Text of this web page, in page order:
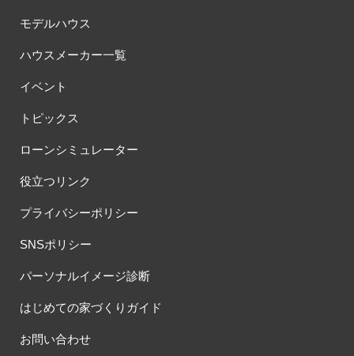
モデルハウス
ハウスメーカー一覧
イベント
トピックス
ローンシミュレーター
役立つリンク
プライバシーポリシー
SNSポリシー
パーソナルイメージ診断
はじめての家づくりガイド
お問い合わせ